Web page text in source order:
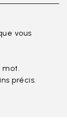
vous
mot.
précis.